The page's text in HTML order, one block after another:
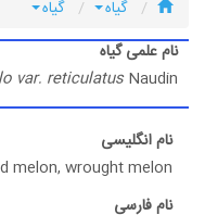
گیاه
گیاه
نام علمی گیاه
var. reticulatusNaudin
نام انگلیسی
melon, wrought melon
نام فارسی